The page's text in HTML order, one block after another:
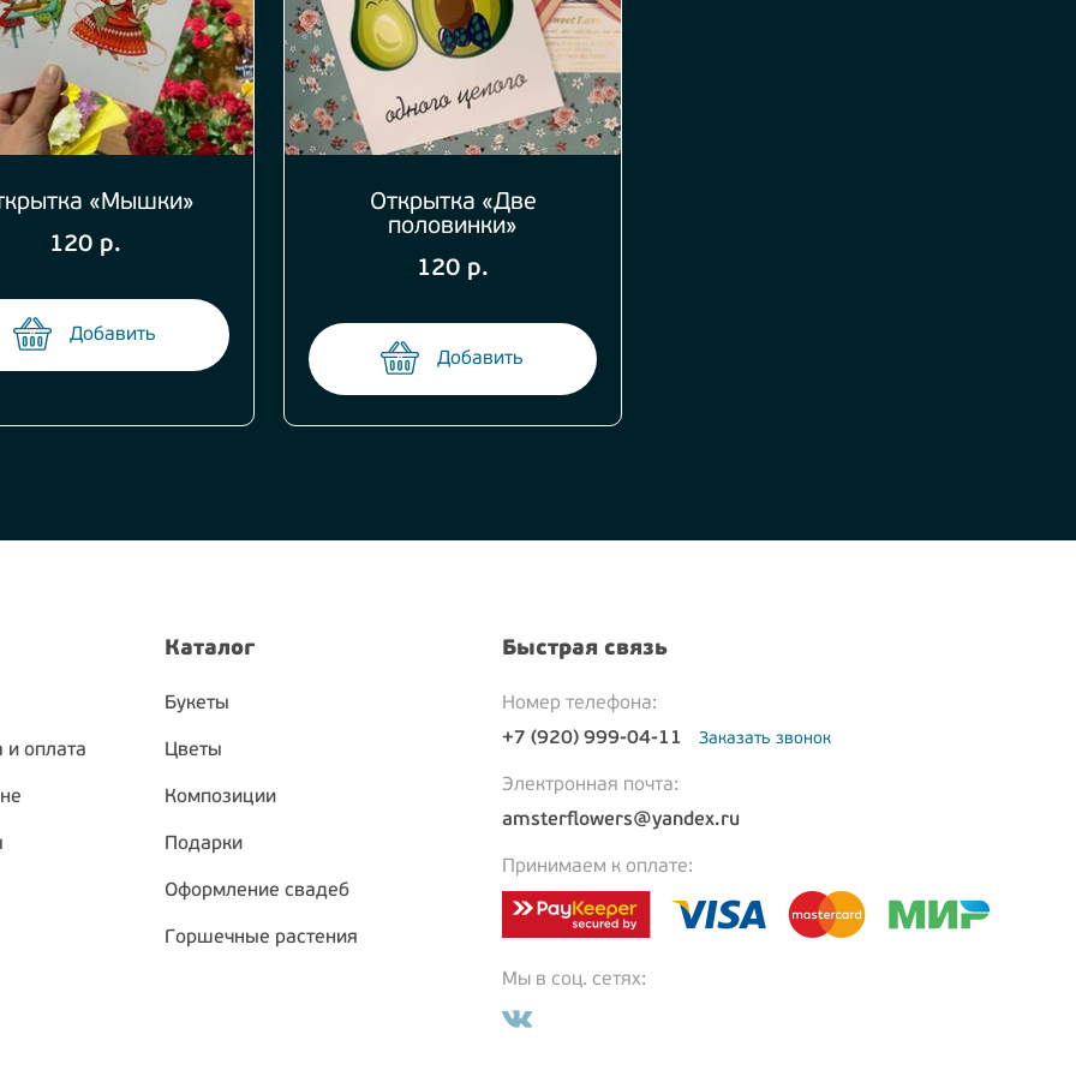
«Мышки»
120 р.
Добавить
Открытка «Две
половинки»
120 р.
Добавить
и оплата
Каталог
Букеты
Цветы
Композиции
Подарки
Оформление свадеб
Горшечные растения
Быстрая связь
Номер телефона:
+7 (920) 999-04-11
Заказать звонок
Электронная почта:
amsterflowers@yandex.ru
Принимаем к оплате:
Мы в соц. сетях: